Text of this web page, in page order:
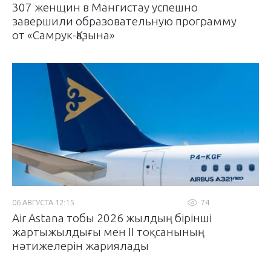
307 женщин в Мангистау успешно
завершили образовательную программу
от «Самрук-Қазына»
74
06 АВГУСТА 12:15
Air Astana тобы 2026 жылдың бірінші
жартыжылдығы мен II тоқсанының
нәтижелерін жариялады